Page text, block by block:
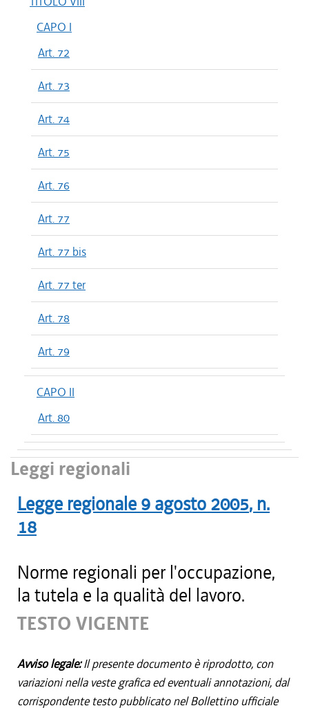
CAPO I
Art. 72
Art. 73
Art. 74
Art. 75
Art. 76
Art. 77
Art. 77 bis
Art. 77 ter
Art. 78
Art. 79
CAPO II
Art. 80
Leggi regionali
Legge regionale 9 agosto 2005, n.
18
Norme regionali per l'occupazione,
la tutela e la qualità del lavoro.
TESTO VIGENTE
Avviso legale:Il presente documento è riprodotto, con
variazioni nella veste grafica ed eventuali annotazioni, dal
corrispondente testo pubblicato nel Bollettino ufficiale